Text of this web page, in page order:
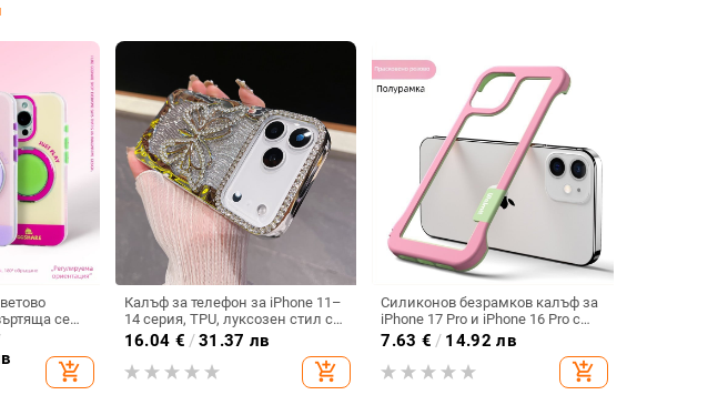
се
16
add_shopping_cart
Калъф за телефон за iPhone 11–
14 серия, TPU, луксозен стил с
пеперуда, диамантено
инкрустиране и
електроплатиране,
удароустойчив, анти отпечатъци
16.04 € /31.37 лв
add_shopping_cart
Силиконов безрамков калъф за
iPhone 17 Pro и iPhone 16 Pro с
отвори за вентилация и
охлаждане
7.63 € / 14.92 лв
add_shopping_cart